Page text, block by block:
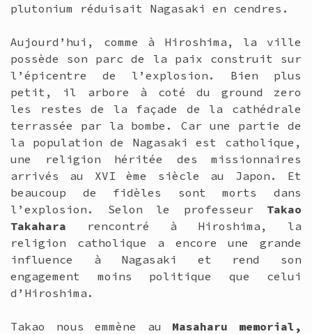
plutonium réduisait Nagasaki en cendres.
Aujourd’hui, comme à Hiroshima, la ville
possède son parc de la paix construit sur
l’épicentre de l’explosion. Bien plus
petit, il arbore à coté du ground zero
les restes de la façade de la cathédrale
terrassée par la bombe. Car une partie de
la population de Nagasaki est catholique,
une religion héritée des missionnaires
arrivés au XVI ème siècle au Japon. Et
beaucoup de fidèles sont morts dans
l’explosion. Selon le professeur Takao
Takahara rencontré à Hiroshima, la
religion catholique a encore une grande
influence à Nagasaki et rend son
engagement moins politique que celui
d’Hiroshima.
Takao nous emmène au Masaharu memorial,